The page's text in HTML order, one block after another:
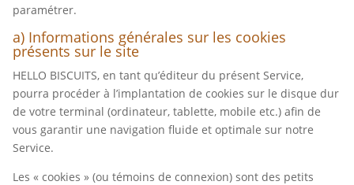
paramétrer.
a) Informations générales sur les cookies
présents sur le site
HELLO BISCUITS, en tant qu’éditeur du présent Service,
pourra procéder à l’implantation de cookies sur le disque dur
de votre terminal (ordinateur, tablette, mobile etc.) afin de
vous garantir une navigation fluide et optimale sur notre
Service.
Les « cookies » (ou témoins de connexion) sont des petits